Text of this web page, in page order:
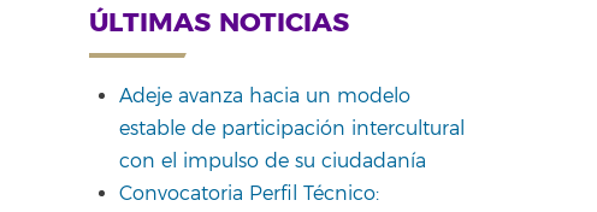
ÚLTIMAS NOTICIAS
Adeje avanza hacia un modelo
estable de participación intercultural
con el impulso de su ciudadanía
Convocatoria Perfil Técnico: